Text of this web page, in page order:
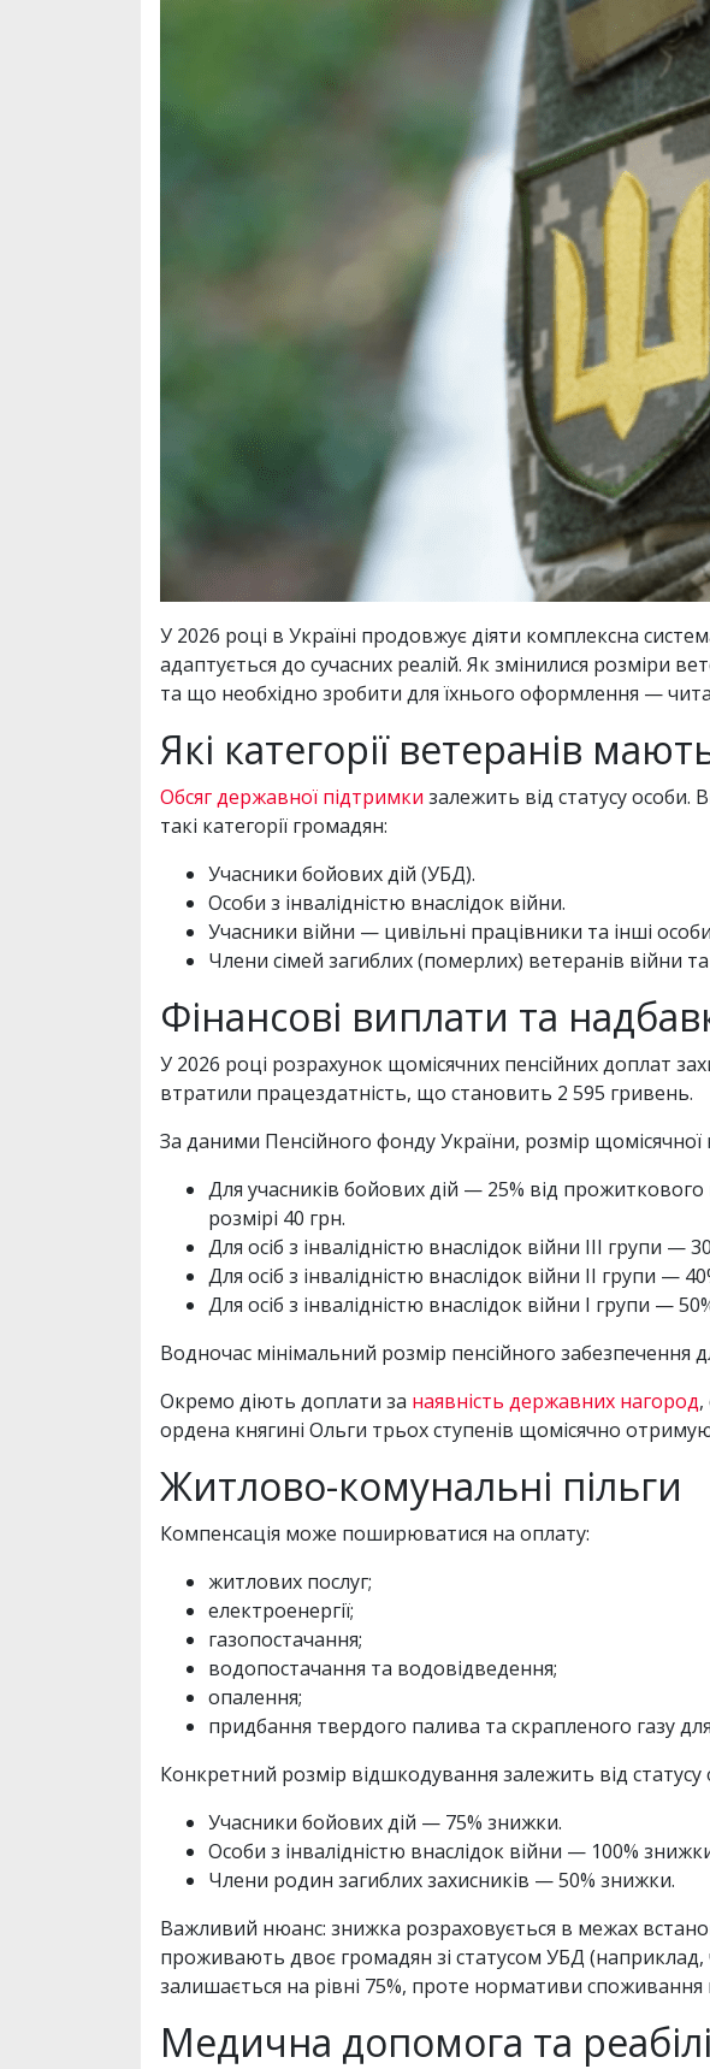
У 2026 році в Україні продовжує діяти комплексна
адаптується до сучасних реалій. Як змінилися розміри
та що необхідно зробити для їхнього оформлення —
Які категорії ветеранів
Обсяг державної підтримки залежить від статусу особи.
такі категорії громадян:
Учасники бойових дій (УБД).
Особи з інвалідністю внаслідок війни.
Учасники війни — цивільні працівники та інші
Члени сімей загиблих (померлих) ветеранів війни
Фінансові виплати та
У 2026 році розрахунок щомісячних пенсійних доплат
втратили працездатність, що становить 2 595 гривень.
За даними Пенсійного фонду України, розмір щомісячної
Для учасників бойових дій — 25% від
розмірі 40 грн.
Для осіб з інвалідністю внаслідок війни ІІІ групи —
Для осіб з інвалідністю внаслідок війни ІІ групи —
Для осіб з інвалідністю внаслідок війни І групи —
Водночас мінімальний розмір пенсійного
Окремо діють доплати за наявність державних нагород
ордена княгині Ольги трьох ступенів щомісячно
Житлово-комунальні пільги
Компенсація може поширюватися на оплату:
житлових послуг;
електроенергії;
газопостачання;
водопостачання та водовідведення;
опалення;
придбання твердого палива та скрапленого газу
Конкретний розмір відшкодування залежить від
Учасники бойових дій — 75% знижки.
Особи з інвалідністю внаслідок війни — 100%
Члени родин загиблих захисників — 50% знижки.
Важливий нюанс: знижка розраховується в межах
проживають двоє громадян зі статусом УБД (наприклад,
залишається на рівні 75%, проте нормативи споживання
Медична допомога та